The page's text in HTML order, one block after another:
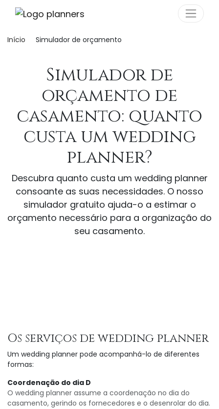
Início Simulador de orçamento
Simulador de
orçamento de
casamento: quanto
custa um wedding
planner?
Descubra quanto custa um wedding planner
consoante as suas necessidades. O nosso
simulador gratuito ajuda-o a estimar o
orçamento necessário para a organização do
seu casamento.
Os serviços de wedding planner
Um wedding planner pode acompanhá-lo de diferentes
formas:
Coordenação do dia D
O wedding planner assume a coordenação no dia do
casamento, gerindo os fornecedores e o desenrolar do dia.
Painel de Gerenciamento de Cookies